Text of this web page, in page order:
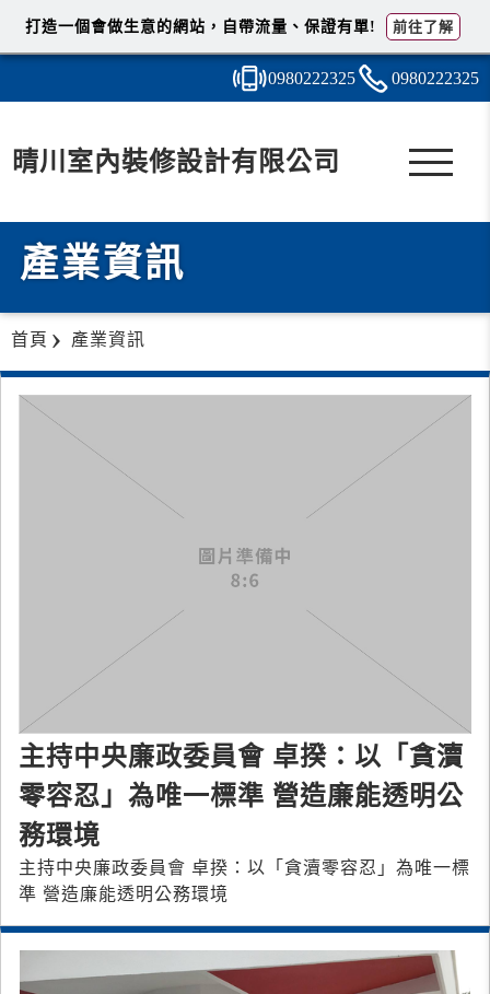
0980222325 0980222325
晴川室內裝修設計有限公司
產業資訊
首頁 產業資訊
主持中央廉政委員會 卓揆：以「貪瀆
零容忍」為唯一標準 營造廉能透明公
務環境
主持中央廉政委員會 卓揆：以「貪瀆零容忍」為唯一標
準 營造廉能透明公務環境
打造一個會做生意的網站，自帶流量、保證有單! 前往了解